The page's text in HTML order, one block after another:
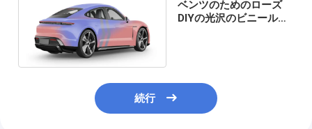
ベンツのためのローズ
DIYの光沢のビニール車
続行